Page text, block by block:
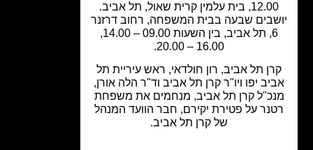
שבעה בבית המשפחה, רחוב דרזנר
6, תל אביב, בין השעות 09.00 – 14.00,
תל אביב, רון חולדאי, ראש עיריית תל
יפו ויו"ר קרן תל אביב וד"ר הלה אורן,
קרן תל אביב, מנחמים את משפחת
על פטירת יקירם, חבר הוועד המנהל
של קרן תל אביב.